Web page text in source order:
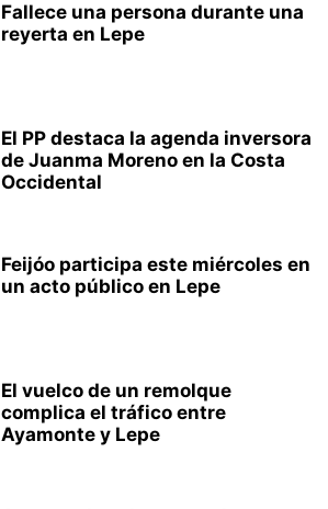
Fallece una persona durante una
reyerta en Lepe
El PP destaca la agenda inversora
de Juanma Moreno en la Costa
Occidental
Feijóo participa este miércoles en
un acto público en Lepe
El vuelco de un remolque
complica el tráfico entre
Ayamonte y Lepe